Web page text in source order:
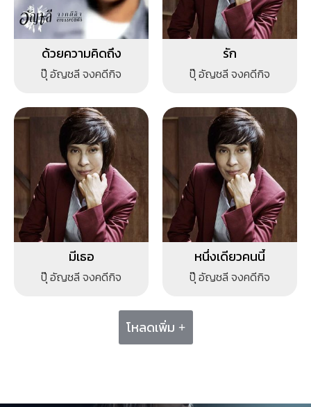
ด้วยความคิดถึง
ปุ๊ อัญชลี จงคดีกิจ
รัก
ปุ๊ อัญชลี จงคดีกิจ
มีเธอ
ปุ๊ อัญชลี จงคดีกิจ
หนึ่งเดียวคนนี้
ปุ๊ อัญชลี จงคดีกิจ
โหลดเพิ่ม +